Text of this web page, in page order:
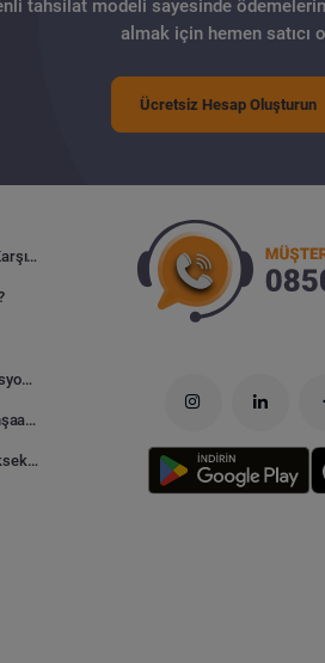
tahsilat modeli sayesinde
almak için hemen satıcı
Ücretsiz Hesap Oluşturun
Gazbeton, Tuğla ve Bims Karşılaştırması: Hangisi Daha Avantajlı?
Maden Ocaklarında Operasyonel Verimlilik Nasıl Arttırılır?
Müteahhitler İçin Toptan İnşaat Malzemesi Satın Alma Rehberi
Maden Ocaklarında En Yüksek Gider Kalemleri Nelerdir?